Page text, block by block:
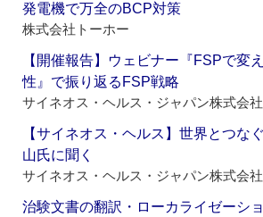
発電機で万全のBCP対策
株式会社トーホー
【開催報告】ウェビナー『FSPで変
性』で振り返るFSP戦略
サイネオス・ヘルス・ジャパン株式会社
【サイネオス・ヘルス】世界とつ
山氏に聞く
サイネオス・ヘルス・ジャパン株式会社
治験文書の翻訳・ローカライゼーシ